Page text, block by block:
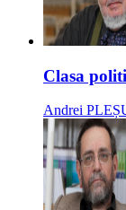
Clasa
Andrei